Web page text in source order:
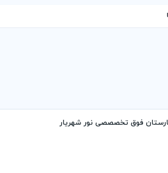
فوق تخصصصی نور شهریار